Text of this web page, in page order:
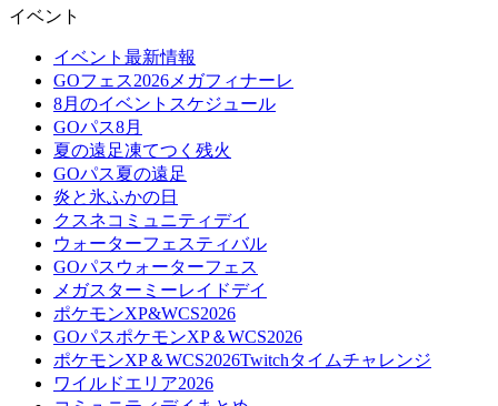
イベント
イベント最新情報
GOフェス2026メガフィナーレ
8月のイベントスケジュール
GOパス8月
夏の遠足凍てつく残火
GOパス夏の遠足
炎と氷ふかの日
クスネコミュニティデイ
ウォーターフェスティバル
GOパスウォーターフェス
メガスターミーレイドデイ
ポケモンXP&WCS2026
GOパスポケモンXP＆WCS2026
ポケモンXP＆WCS2026Twitchタイムチャレンジ
ワイルドエリア2026